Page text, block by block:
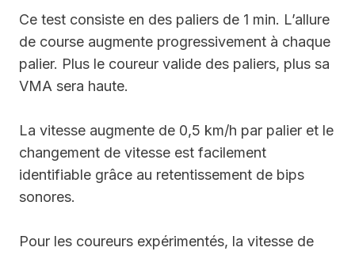
Ce test consiste en des paliers de 1 min. L’allure
de course augmente progressivement à chaque
palier. Plus le coureur valide des paliers, plus sa
VMA sera haute.
La vitesse augmente de 0,5 km/h par palier et le
changement de vitesse est facilement
identifiable grâce au retentissement de bips
sonores.
Pour les coureurs expérimentés, la vitesse de